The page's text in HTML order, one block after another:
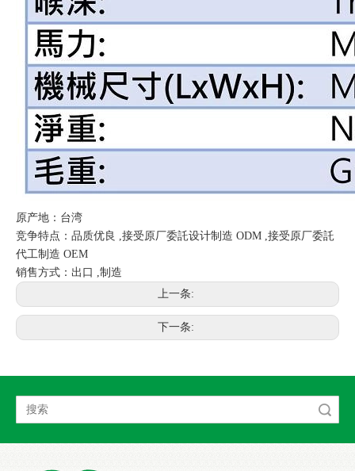
原产地：台湾
竞争特点：品质优良 ,接受原厂委託设计制造 ODM ,接受原厂委託
代工制造 OEM
销售方式：出口 ,制造
上一条:
下一条: